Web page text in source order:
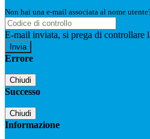
Non hai una e-mail associata al nome
E-mail inviata, si prega di controllare
Errore
Chiudi
Successo
Chiudi
Informazione